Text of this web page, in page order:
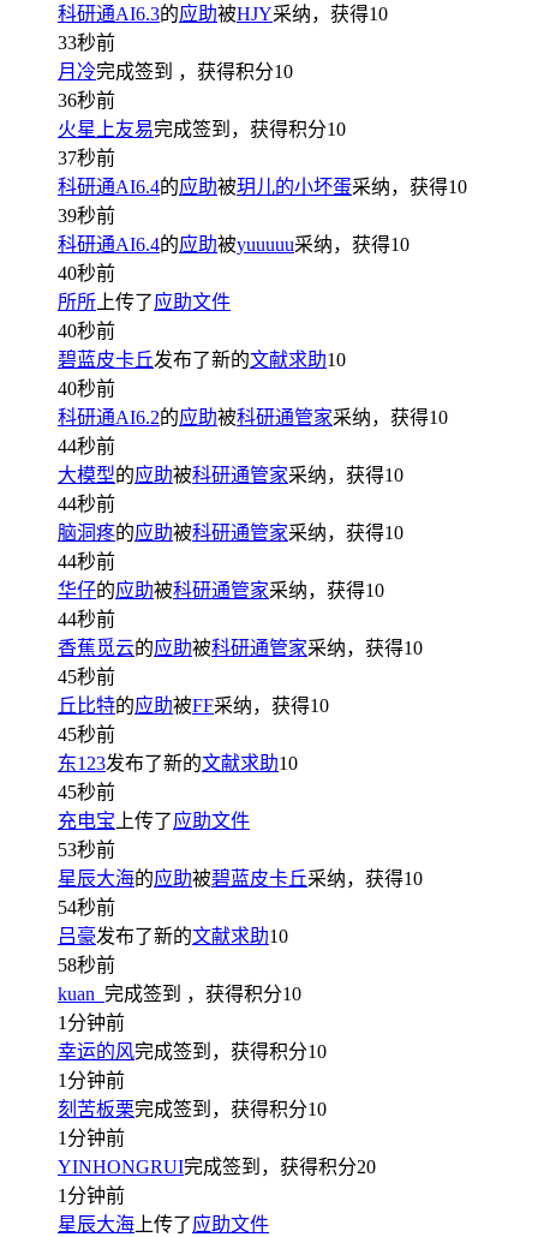
科研通AI6.3的应助被HJY采纳，获得10
33秒前
月冷完成签到 ，获得积分10
36秒前
火星上友易完成签到，获得积分10
37秒前
科研通AI6.4的应助被玥儿的小坏蛋采纳，获得10
39秒前
科研通AI6.4的应助被yuuuuu采纳，获得10
40秒前
所所 上传了应助文件
40秒前
碧蓝皮卡丘发布了新的文献求助10
40秒前
科研通AI6.2的应助被科研通管家采纳，获得10
44秒前
大模型的应助被科研通管家采纳，获得10
44秒前
脑洞疼的应助被科研通管家采纳，获得10
44秒前
华仔的应助被科研通管家采纳，获得10
44秒前
香蕉觅云的应助被科研通管家采纳，获得10
45秒前
丘比特的应助被FF采纳，获得10
45秒前
东123发布了新的文献求助10
45秒前
充电宝 上传了应助文件
53秒前
星辰大海的应助被碧蓝皮卡丘采纳，获得10
54秒前
吕豪发布了新的文献求助10
58秒前
kuan_ 完成签到 ，获得积分10
1分钟前
幸运的风完成签到，获得积分10
1分钟前
刻苦板栗完成签到，获得积分10
1分钟前
YINHONGRUI完成签到，获得积分20
1分钟前
星辰大海 上传了应助文件